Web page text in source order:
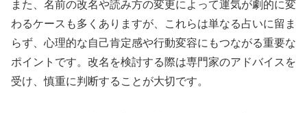
また、名前の改名や読み方の変更によって運気が劇的に変
わるケースも多くありますが、これらは単なる占いに留ま
らず、心理的な自己肯定感や行動変容にもつながる重要な
ポイントです。改名を検討する際は専門家のアドバイスを
受け、慎重に判断することが大切です。